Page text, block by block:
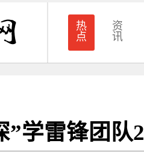
热
点
资
讯
”学雷锋团队